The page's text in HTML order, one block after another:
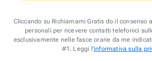
Cliccando su Richiamami Gratis do il consenso
personali per ricevere contatti telefonici
esclusivamente nelle fasce orarie da me
#1. Leggi l'informativa sulla